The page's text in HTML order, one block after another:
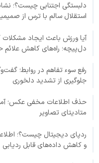
دلبستگی اجتنابی چیست؟؛
استقلال سالم با ترس از
آیا ورزش باعث ایجاد
دل‌پیچه؛ راه‌های کاهش علائم
رفع سوء تفاهم در روابط؛
جلوگیری از تشدید دلخوری
حذف اطلاعات مخفی عکس؛
متادیتای تصاویر
ردپای دیجیتال چیست؟؛
و کاهش داده‌های قابل ردیابی